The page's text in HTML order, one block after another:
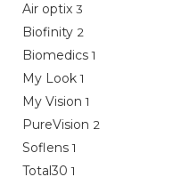
Air optix 3
Biofinity 2
Biomedics 1
My Look 1
My Vision 1
PureVision 2
Soflens 1
Total30 1